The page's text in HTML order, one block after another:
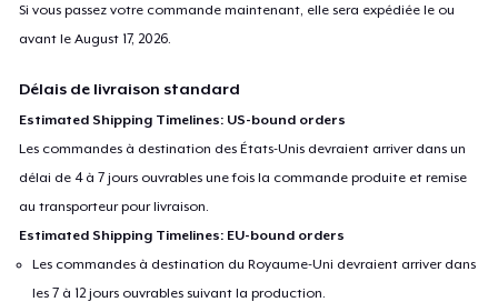
Si vous passez votre commande maintenant, elle sera expédiée le ou
avant leAugust 17, 2026
Délais de livraison standard
Estimated Shipping Timelines: US-bound orders
Les commandes à destination des États-Unis devraient arriver dans un
délai de 4 à 7 jours ouvrables une fois la commande produite et remise
au transporteur pour livraison.
Estimated Shipping Timelines: EU-bound orders
Les commandes à destination du Royaume-Uni devraient arriver dans
les 7 à 12 jours ouvrables suivant la production.